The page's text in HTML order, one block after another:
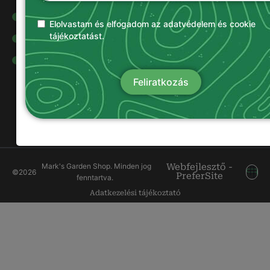
kenőanyagok
Damilok
Munkavédelmi
ruházat
©2026
Mark's Garden Shop. Minden jog
fenntartva.
Webfejlesztő -
PreferSite
Adatkezelési tájékoztató
Elolvastam és elfogadom az adatvédelem és cookie
tájékoztatást.
Feliratkozás